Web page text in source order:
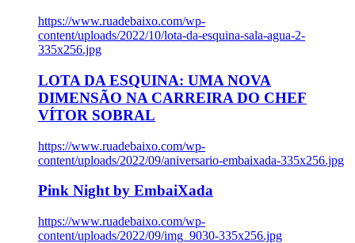
https://www.ruadebaixo.com/wp-
content/uploads/2022/10/lota-da-esquina-sala-agua-2-
335x256.jpg
LOTA DA ESQUINA: UMA NOVA
DIMENSÃO NA CARREIRA DO CHEF
VÍTOR SOBRAL
https://www.ruadebaixo.com/wp-
content/uploads/2022/09/aniversario-embaixada-335x256.jpg
Pink Night by EmbaiXada
https://www.ruadebaixo.com/wp-
content/uploads/2022/09/img_9030-335x256.jpg